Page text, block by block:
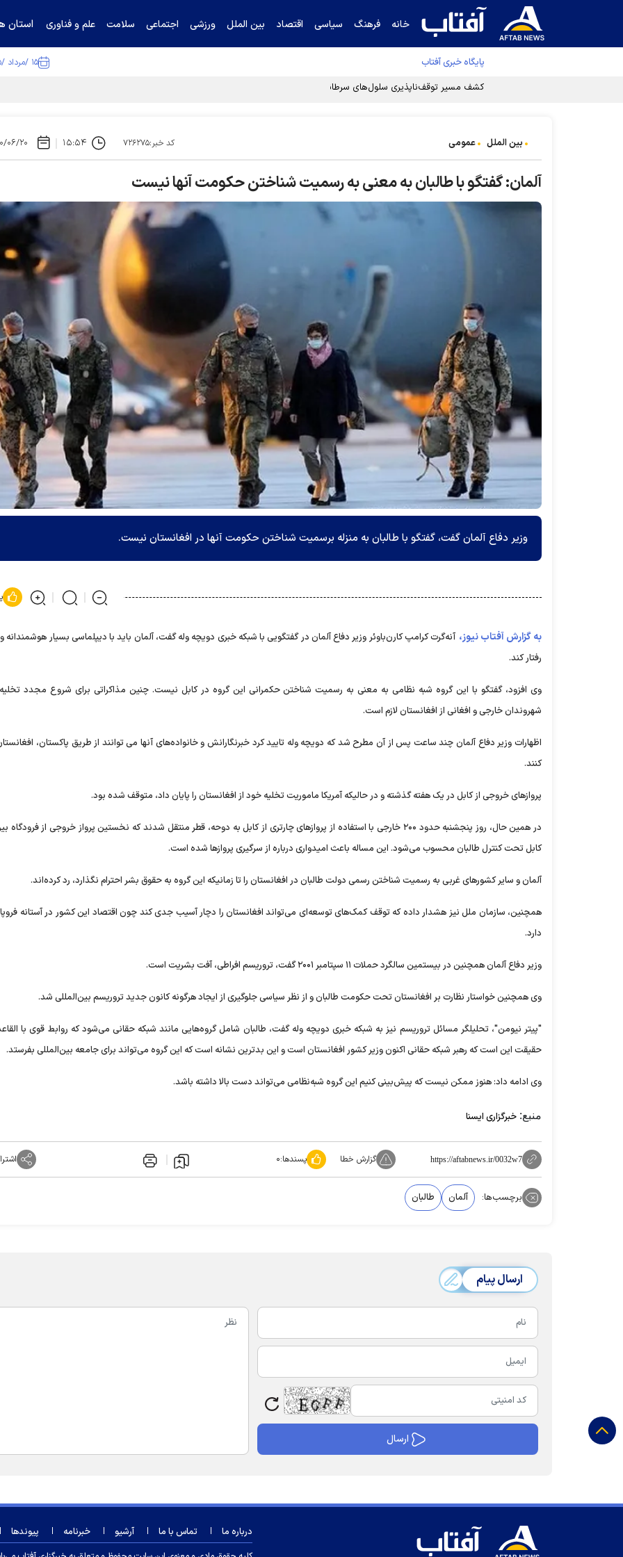
خانه فرهنگ سیاسی اقتصاد بین الملل ورزشی اجتماعی سلامت علم و فناوری استان
پایگاه خبری آفتاب ۱۵ /مرداد /۱۴۰۵
کشف مسیر توقف‌ناپذیری سلول‌های سرطانی
بین الملل عمومی کد خبر:۷۲۶۲۷۵ ۱۵:۵۴ ۱۴۰۰/
آلمان: گفتگو با طالبان به معنی به رسمیت شناختن حکومت آنها نیست
وزیر دفاع آلمان گفت، گفتگو با طالبان به منزله برسمیت شناختن حکومت آنها در افغانستان نیست.
به گزارش آفتاب نیوز، آنه‌گرت کرامپ کارن‌باوئر وزیر دفاع آلمان در گفتگویی با شبکه خبری دویچه وله گفت، آلمان باید با دیپلماسی بسیار هوشمندانه و
رفتار کند.
وی افزود، گفتگو با این گروه شبه نظامی به معنی به رسمیت شناختن حکمرانی این گروه در کابل نیست. چنین مذاکراتی برای شروع مجدد تخلیه
شهروندان خارجی و افغانی از افغانستان لازم است.
اظهارات وزیر دفاع آلمان چند ساعت پس از آن مطرح شد که دویچه وله تایید کرد خبرنگارانش و خانواده‌های آنها می توانند از طریق پاکستان،
کنند.
پروازهای خروجی از کابل در یک هفته گذشته و در حالیکه آمریکا ماموریت تخلیه خود از افغانستان را پایان داد، متوقف شده بود.
در همین حال، روز پنجشنبه حدود ۲۰۰ خارجی با استفاده از پروازهای چارتری از کابل به دوحه، قطر منتقل شدند که نخستین پرواز خروجی از فرودگاه
کابل تحت کنترل طالبان محسوب می‌شود. این مساله باعث امیدواری درباره از سرگیری پروازها شده است.
آلمان و سایر کشورهای غربی به رسمیت شناختن رسمی دولت طالبان در افغانستان را تا زمانیکه این گروه به حقوق بشر احترام نگذارد، رد کرده‌اند.
همچنین، سازمان ملل نیز هشدار داده که توقف کمک‌های توسعه‌ای می‌تواند افغانستان را دچار آسیب جدی کند چون اقتصاد این کشور در آستانه
دارد.
وزیر دفاع آلمان همچنین در بیستمین سالگرد حملات ۱۱ سپتامبر ۲۰۰۱ گفت، تروریسم افراطی،‌ آفت بشریت است.
وی همچنین خواستار نظارت بر افغانستان تحت حکومت طالبان و از نظر سیاسی جلوگیری از ایجاد هرگونه کانون جدید تروریسم بین‌المللی شد.
"پیتر نیومن"، تحلیلگر مسائل تروریسم نیز به شبکه خبری دویچه وله گفت، طالبان شامل گروه‌هایی مانند شبکه حقانی می‌شود که روابط قوی با
حقیقت این است که رهبر شبکه حقانی اکنون وزیر کشور افغانستان است و این بدترین نشانه است که این گروه می‌تواند برای جامعه بین‌المللی بفرستد.
وی ادامه داد: هنوز ممکن نیست که پیش‌بینی کنیم این گروه شبه‌نظامی می‌تواند دست بالا داشته باشد.
منبع: خبرگزاری ایسنا
https://aftabnews.ir/0032w7 گزارش خطا پسندها:۰
برچسب‌ها: آلمان طالبان
ارسال پیام
درباره ما تماس با ما آرشیو خبرنامه پیوندها